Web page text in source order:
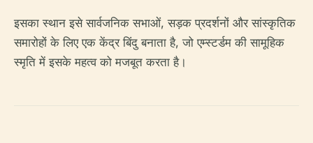
इसका स्थान इसे सार्वजनिक सभाओं, सड़क प्रदर्शनों और सांस्कृतिक
समारोहों के लिए एक केंद्र बिंदु बनाता है, जो एम्स्टर्डम की सामूहिक
स्मृति में इसके महत्व को मजबूत करता है।